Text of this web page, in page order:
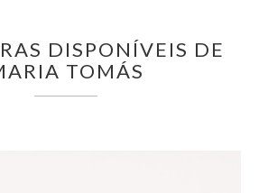
DISPONÍVEIS DE
TOMÁS